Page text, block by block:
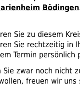
Bödingen
Sie zu diesem
Sie rechtzeitig in
Termin persönlich
Sie zwar noch nicht
freuen wir uns